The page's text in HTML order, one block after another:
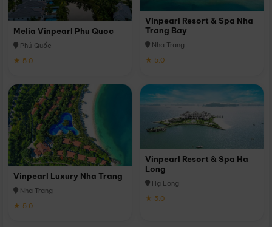
Melia Vinpearl Phu Quoc
Phú Quốc
★ 5.0
Vinpearl Resort & Spa Nha
Trang Bay
Nha Trang
★ 5.0
Vinpearl Luxury Nha Trang
Nha Trang
★ 5.0
Vinpearl Resort & Spa Ha
Long
Hạ Long
★ 5.0